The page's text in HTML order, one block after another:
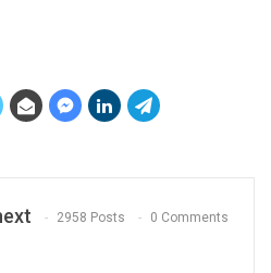
2958 Posts 0 Comments